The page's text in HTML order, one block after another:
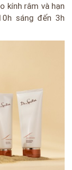
kính râm và hạn
sáng đến 3h